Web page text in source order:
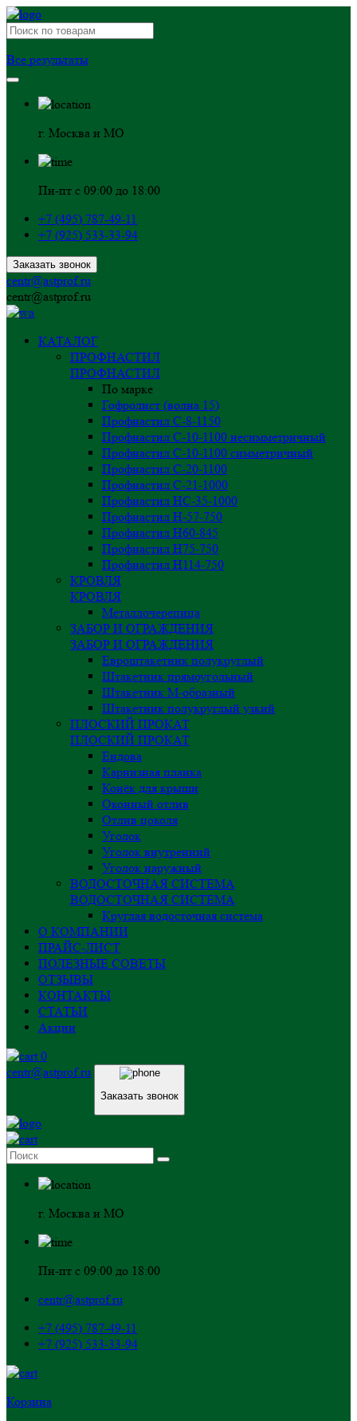
Все результаты
г. Москва и МО
Пн-пт с 09:00 до 18:00
+7 (495) 787-49-11
+7 (925) 533-33-94
Заказать звонок
centr@astprof.ru
centr@astprof.ru
КАТАЛОГ
ПРОФНАСТИЛ
ПРОФНАСТИЛ
По марке
Гофролист (волна 15)
Профнастил С-8-1150
Профнастил С-10-1100 несимметричный
Профнастил С-10-1100 симметричный
Профнастил С-20-1100
Профнастил С-21-1000
Профнастил НС-35-1000
Профнастил H-57-750
Профнастил Н60-845
Профнастил Н75-750
Профнастил Н114-750
КРОВЛЯ
КРОВЛЯ
Металлочерепица
ЗАБОР И ОГРАЖДЕНИЯ
ЗАБОР И ОГРАЖДЕНИЯ
Евроштакетник полукруглый
Штакетник прямоугольный
Штакетник М-образный
Штакетник полукруглый узкий
ПЛОСКИЙ ПРОКАТ
ПЛОСКИЙ ПРОКАТ
Ендова
Карнизная планка
Конёк для крыши
Оконный отлив
Отлив цоколя
Уголок
Уголок внутренний
Уголок наружный
ВОДОСТОЧНАЯ СИСТЕМА
ВОДОСТОЧНАЯ СИСТЕМА
Круглая водосточная система
О КОМПАНИИ
ПРАЙС-ЛИСТ
ПОЛЕЗНЫЕ СОВЕТЫ
ОТЗЫВЫ
КОНТАКТЫ
СТАТЬИ
Акции
0
centr@astprof.ru
Заказать звонок
г. Москва и МО
Пн-пт с 09:00 до 18:00
centr@astprof.ru
+7 (495) 787-49-11
+7 (925) 533-33-94
Корзина